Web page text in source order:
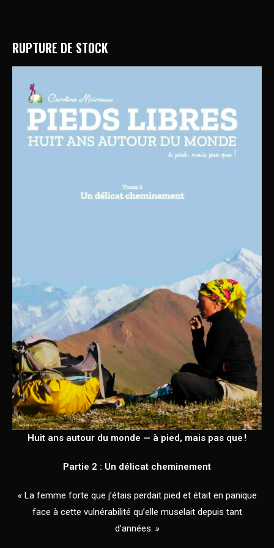
RUPTURE DE STOCK
Huit ans autour du monde — à pied, mais pas que !
Partie 2 : Un délicat cheminement
« La femme forte que j’étais perdait pied et était en panique
face à cette vulnérabilité qu’elle muselait depuis tant
d’années. »